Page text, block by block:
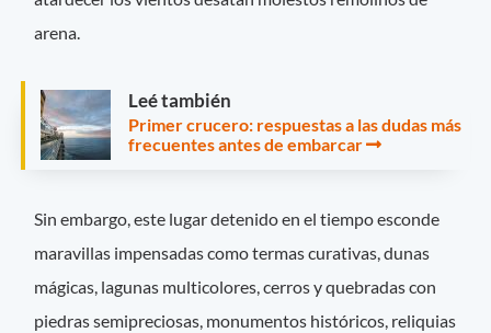
arena.
Leé también
Primer crucero: respuestas a las dudas más
frecuentes antes de embarcar
Sin embargo, este lugar detenido en el tiempo esconde
maravillas impensadas como termas curativas, dunas
mágicas, lagunas multicolores, cerros y quebradas con
piedras semipreciosas, monumentos históricos, reliquias